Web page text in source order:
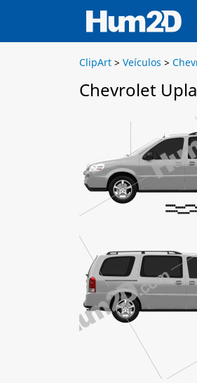
ClipArt > Veículos >
Chevrolet